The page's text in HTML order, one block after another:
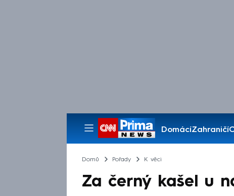
DomácíZahraničí
Pořady
Domů Pořady K věci
Za černý kašel u